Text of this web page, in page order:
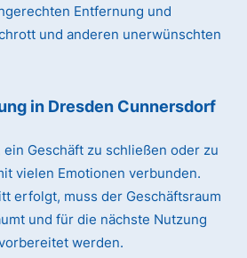
Entfernung und
und anderen unerwünschten
in Dresden Cunnersdorf
Geschäft zu schließen oder zu
vielen Emotionen verbunden.
erfolgt, muss der Geschäftsraum
und für die nächste Nutzung
werden.